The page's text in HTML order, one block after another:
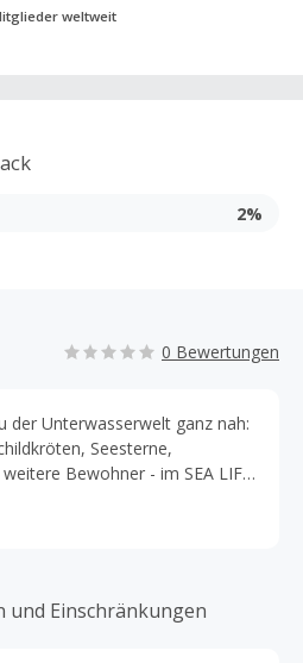
weltweit
2%
0 Bewertungen
der Unterwasserwelt ganz nah:
Seesterne,
Bewohner - im SEA LIFE
zum Schutz der Meere oder
und Einschränkungen